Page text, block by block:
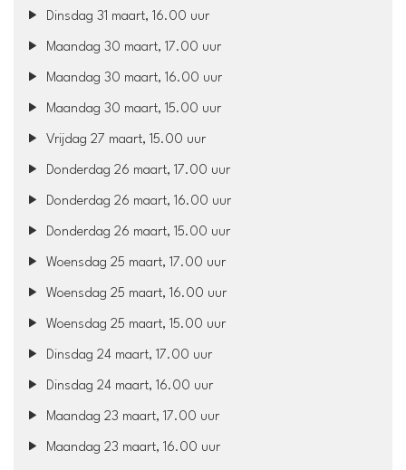
Dinsdag 31 maart, 16.00 uur
Maandag 30 maart, 17.00 uur
Maandag 30 maart, 16.00 uur
Maandag 30 maart, 15.00 uur
Vrijdag 27 maart, 15.00 uur
Donderdag 26 maart, 17.00 uur
Donderdag 26 maart, 16.00 uur
Donderdag 26 maart, 15.00 uur
Woensdag 25 maart, 17.00 uur
Woensdag 25 maart, 16.00 uur
Woensdag 25 maart, 15.00 uur
Dinsdag 24 maart, 17.00 uur
Dinsdag 24 maart, 16.00 uur
Maandag 23 maart, 17.00 uur
Maandag 23 maart, 16.00 uur